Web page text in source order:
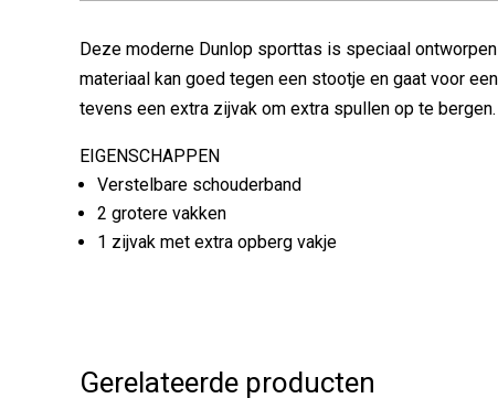
Deze moderne Dunlop sporttas is speciaal
materiaal kan goed tegen een stootje en gaat voor
tevens een extra zijvak om extra spullen op te
EIGENSCHAPPEN
Verstelbare schouderband
2 grotere vakken
1 zijvak met extra opberg vakje
Gerelateerde producten